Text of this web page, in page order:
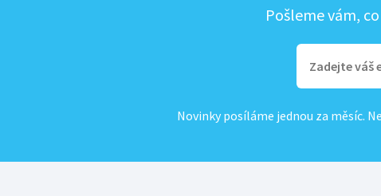
Pošleme vám,
Novinky posíláme jednou za měsíc.